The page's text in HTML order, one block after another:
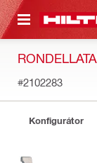
TARTALOMRA
#2102283
Konfigurátor